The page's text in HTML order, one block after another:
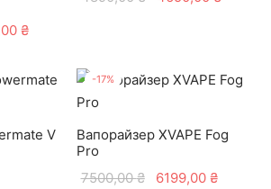
₴.
₴
6500,00 ₴.
V
-17%
Вапорайзер XVAPE Fog
Pro
7500,00₴
Оригінальна
6199,00 ₴